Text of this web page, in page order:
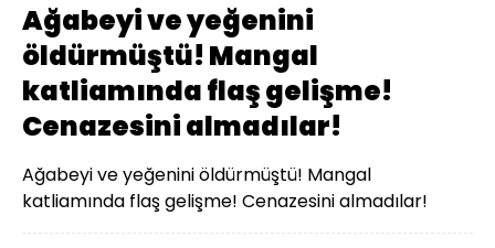
Ağabeyi ve yeğenini
öldürmüştü! Mangal
katliamında flaş gelişme!
Cenazesini almadılar!
Ağabeyi ve yeğenini öldürmüştü! Mangal
katliamında flaş gelişme! Cenazesini almadılar!